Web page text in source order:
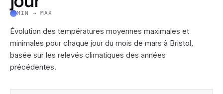
MIN → MAX
Évolution des températures moyennes maximales et
minimales pour chaque jour du mois de mars à Bristol,
basée sur les relevés climatiques des années
précédentes.